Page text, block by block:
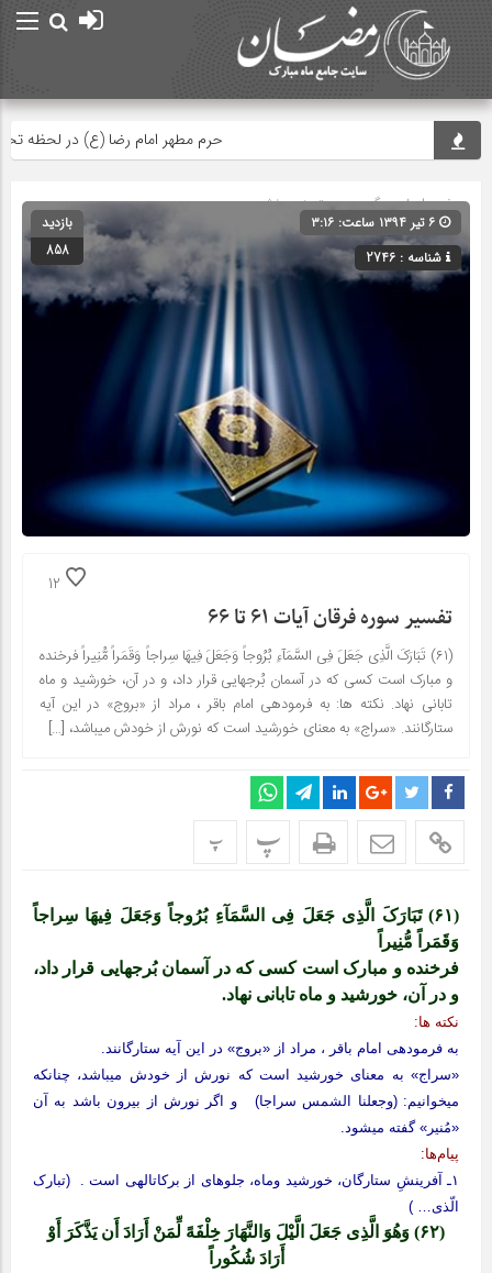
حرم مطهر امام رضا (ع) در لحظه تحویل
صفحه اصلی» گروه » دسته‌بندی نشده
شناسه : 2746
بازدید
858
12
تفسیر سوره فرقان آیات ۶۱ تا ۶۶
(۶۱) تَبَارَکَ الَّذِی جَعَلَ فِی السَّمَآءِ بُرُوجاً وَجَعَلَ فِیهَا سِراجاً وَقَمَراً مُّنِیراً فرخنده
و مبارک است کسی که در آسمان بُرج‏هایی قرار داد، و در آن، خورشید و ماه
تابانی نهاد. نکته‏ ها: به فرموده‏ی امام باقر ، مراد از «بروج» در این آیه
ستارگانند. «سراج» به معنای خورشید است که نورش از خودش می‏باشد، […]
پ پ
(۶۱) تَبَارَکَ الَّذِی جَعَلَ فِی السَّمَآءِ بُرُوجاً وَجَعَلَ فِیهَا سِراجاً
وَقَمَراً مُّنِیراً
فرخنده و مبارک است کسی که در آسمان بُرج‏هایی قرار داد،
و در آن، خورشید و ماه تابانی نهاد.
نکته‏ ها:
به فرموده‏ی امام باقر ، مراد از «بروج» در این آیه ستارگانند.
«سراج» به معنای خورشید است که نورش از خودش می‏باشد، چنانکه
می‏خوانیم: (وجعلنا الشمس سراجا) و اگر نورش از بیرون باشد به آن
«مُنیر» گفته می‏شود.
پیام‌ها:
۱ـ آفرینشِ ستارگان، خورشید وماه، جلوه‏ای از برکات‏الهی است . (تبارک
الّذی… )
(۶۲) وَهُوَ الَّذِی جَعَلَ الَّیْلَ وَالنَّهَارَ خِلْفَهً لِّمَنْ أَرَادَ أَن یَذَّکَرَ أَوْ
أَرَادَ شُکُوراً